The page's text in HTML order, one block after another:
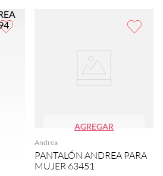
AGREGAR
Andrea
PANTALÓN ANDREA PARA
MUJER 63451